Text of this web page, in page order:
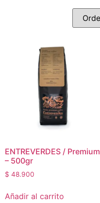
ENTREVERDES / Premium
– 500gr
$ 48.900
Añadir al carrito